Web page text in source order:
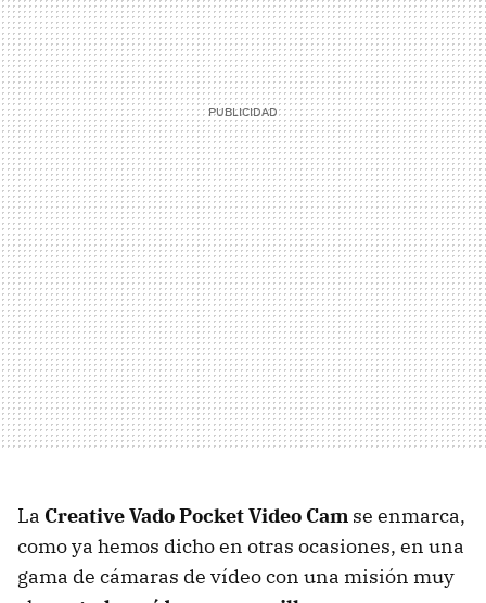
La Creative Vado Pocket Video Cam se enmarca,
como ya hemos dicho en otras ocasiones, en una
gama de cámaras de vídeo con una misión muy